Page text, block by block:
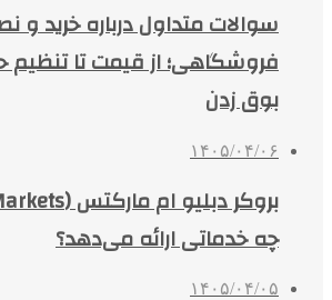
سوالات متداول درباره خرید
فروشگاهی؛ از قیمت تا
بوق زدن
۱۴۰۵/۰۴/۰۶
چه خدماتی ارائه می‌دهد؟
۱۴۰۵/۰۴/۰۵